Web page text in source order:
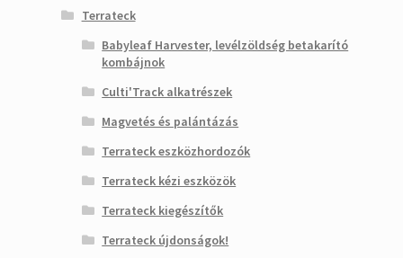
Terrateck
Babyleaf Harvester, levélzöldség betakarító
kombájnok
Culti'Track alkatrészek
Magvetés és palántázás
Terrateck eszközhordozók
Terrateck kézi eszközök
Terrateck kiegészítők
Terrateck újdonságok!